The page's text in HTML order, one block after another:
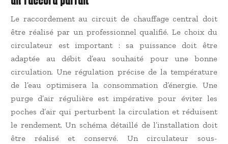
Le raccordement au circuit de chauffage central doit
être réalisé par un professionnel qualifié. Le choix du
circulateur est important : sa puissance doit être
adaptée au débit d’eau souhaité pour une bonne
circulation. Une régulation précise de la température
de l’eau optimisera la consommation d’énergie. Une
purge d’air régulière est impérative pour éviter les
poches d’air qui perturbent la circulation et réduisent
le rendement. Un schéma détaillé de l’installation doit
être réalisé et conservé. Un circulateur sous-